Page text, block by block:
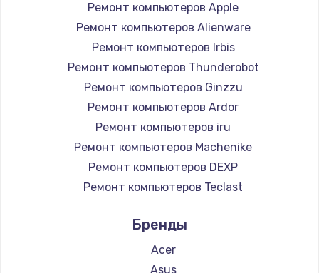
Ремонт компьютеров Apple
Ремонт компьютеров Alienware
Ремонт компьютеров Irbis
Ремонт компьютеров Thunderobot
Ремонт компьютеров Ginzzu
Ремонт компьютеров Ardor
Ремонт компьютеров iru
Ремонт компьютеров Machenike
Ремонт компьютеров DEXP
Ремонт компьютеров Teclast
Ремонт компьютеров Beelink
Ремонт компьютеров CHUWI
Бренды
Acer
Asus